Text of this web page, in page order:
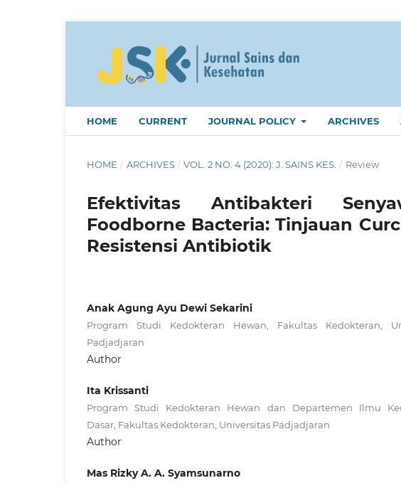
HOME CURRENT JOURNAL POLICY ARCHIVES
HOME / ARCHIVES / VOL. 2 NO. 4 (2020): J. SAINS KES. / Review
Efektivitas Antibakteri
Foodborne Bacteria: Tinjauan
Resistensi Antibiotik
Anak Agung Ayu Dewi Sekarini
Program Studi Kedokteran Hewan, Fakultas Kedokteran,
Padjadjaran
Author
Ita Krissanti
Program Studi Kedokteran Hewan dan Departemen Ilmu
Dasar, Fakultas Kedokteran, Universitas Padjadjaran
Author
Mas Rizky A. A. Syamsunarno